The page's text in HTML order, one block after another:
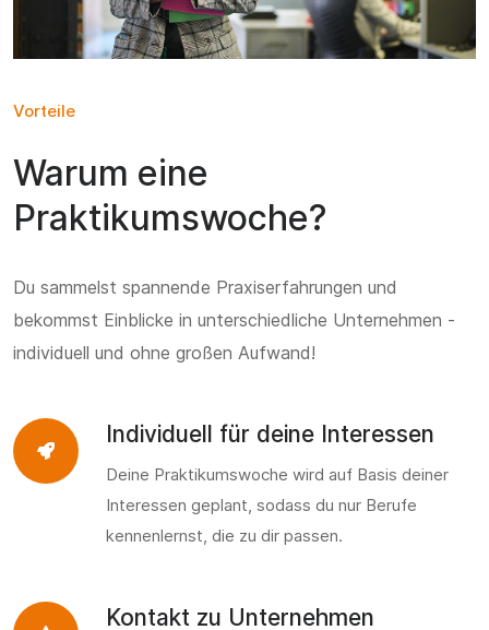
Vorteile
Warum eine
Praktikumswoche?
Du sammelst spannende Praxiserfahrungen und
bekommst Einblicke in unterschiedliche Unternehmen -
individuell und ohne großen Aufwand!
Individuell für deine Interessen
Deine Praktikumswoche wird auf Basis deiner
Interessen geplant, sodass du nur Berufe
kennenlernst, die zu dir passen.
Kontakt zu Unternehmen